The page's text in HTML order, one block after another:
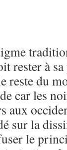
rester à
reste du
car les
aux
sur la
le